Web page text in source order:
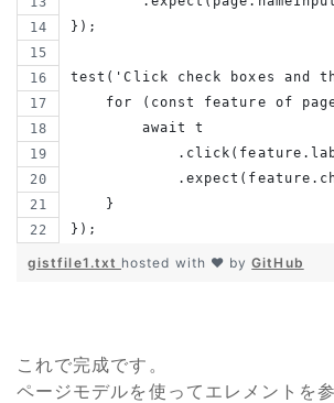
});
test('Click check boxes
for (const feature of
        await t
    }
});
gistfile1.txt hosted with ❤ byGitHub
これで完成です。
ページモデルを使ってエレメントを